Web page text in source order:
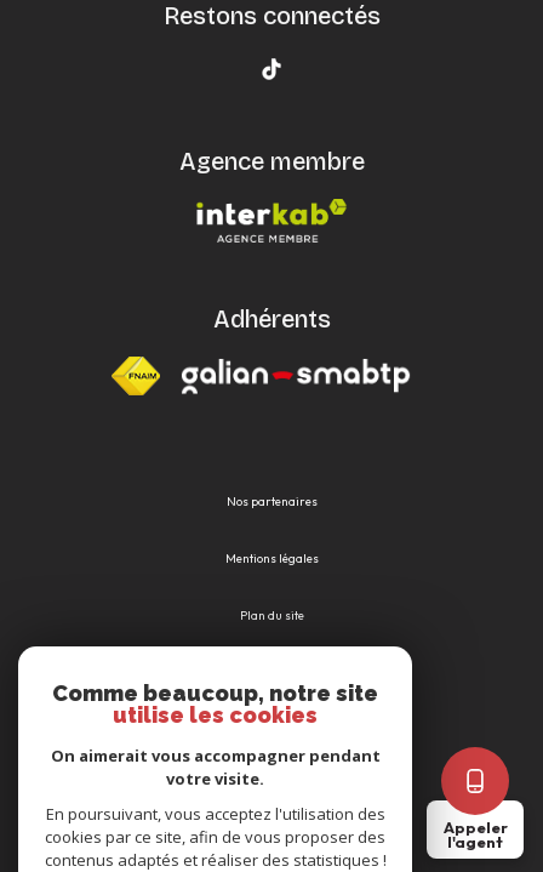
Appeler
l'agent
Restons connectés
Agence membre
Adhérents
Nos partenaires
Mentions légales
Plan du site
Politique RGPD
Cookies
Comme beaucoup, notre site
utilise les cookies
On aimerait vous accompagner pendant
votre visite.
En poursuivant, vous acceptez l'utilisation des
cookies par ce site, afin de vous proposer des
contenus adaptés et réaliser des statistiques !